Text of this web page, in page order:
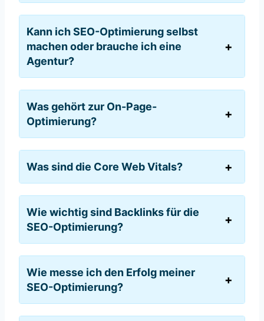
Kann ich SEO-Optimierung selbst
machen oder brauche ich eine
Agentur?
Was gehört zur On-Page-
Optimierung?
Was sind die Core Web Vitals?
Wie wichtig sind Backlinks für die
SEO-Optimierung?
Wie messe ich den Erfolg meiner
SEO-Optimierung?